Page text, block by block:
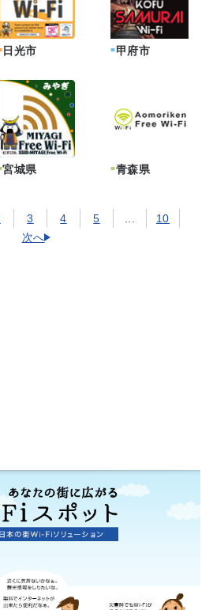
日光市 甲府市
宮城県 青森県
3 4 5 ...
10
次へ